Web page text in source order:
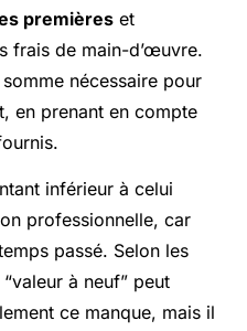
premières et
frais de main-d’œuvre.
nécessaire pour
en prenant en compte
inférieur à celui
professionnelle, car
passé. Selon les
à neuf” peut
ce manque, mais il